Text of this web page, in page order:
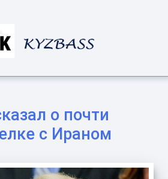
о почти
с Ираном